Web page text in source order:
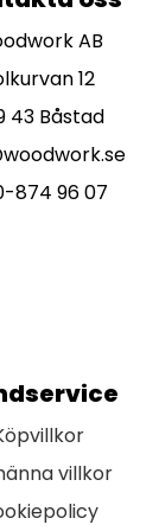
AB
12
43 Båstad
874 96 07
villkor